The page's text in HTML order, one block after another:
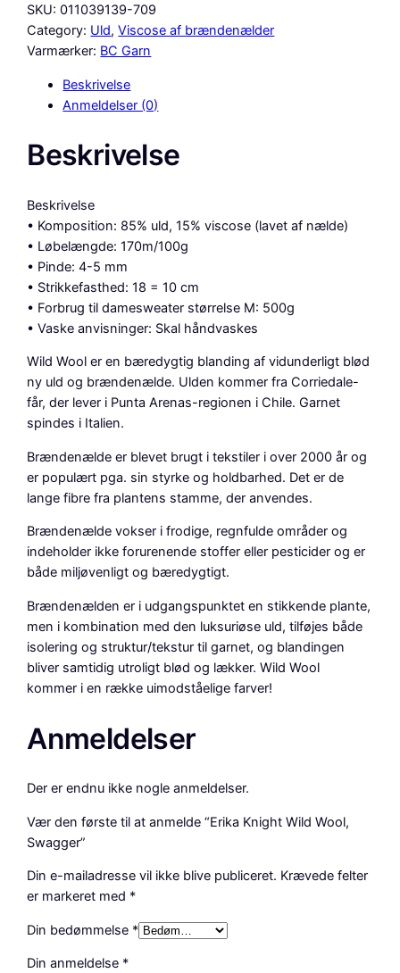
r
i
k
g
W
W
l
,
S
w
g
g
e
r
a
n
a
l
SKU: 011039139-709
Category: Uld, Viscose af brændenælder
Varmærker: BC Garn
Beskrivelse
Anmeldelser (0)
Beskrivelse
Beskrivelse
• Komposition: 85% uld, 15% viscose (lavet af nælde)
• Løbelængde: 170m/100g
• Pinde: 4-5 mm
• Strikkefasthed: 18 = 10 cm
• Forbrug til damesweater størrelse M: 500g
• Vaske anvisninger: Skal håndvaskes
Wild Wool er en bæredygtig blanding af vidunderligt blød
ny uld og brændenælde. Ulden kommer fra Corriedale-
får, der lever i Punta Arenas-regionen i Chile. Garnet
spindes i Italien.
Brændenælde er blevet brugt i tekstiler i over 2000 år og
er populært pga. sin styrke og holdbarhed. Det er de
lange fibre fra plantens stamme, der anvendes.
Brændenælde vokser i frodige, regnfulde områder og
indeholder ikke forurenende stoffer eller pesticider og er
både miljøvenligt og bæredygtigt.
Brændenælden er i udgangspunktet en stikkende plante,
men i kombination med den luksuriøse uld, tilføjes både
isolering og struktur/tekstur til garnet, og blandingen
bliver samtidig utroligt blød og lækker. Wild Wool
kommer i en række uimodståelige farver!
Anmeldelser
Der er endnu ikke nogle anmeldelser.
Vær den første til at anmelde “Erika Knight Wild Wool,
Swagger”
Din e-mailadresse vil ikke blive publiceret. Krævede felter
er markeret med *
Din bedømmelse *
Din anmeldelse *